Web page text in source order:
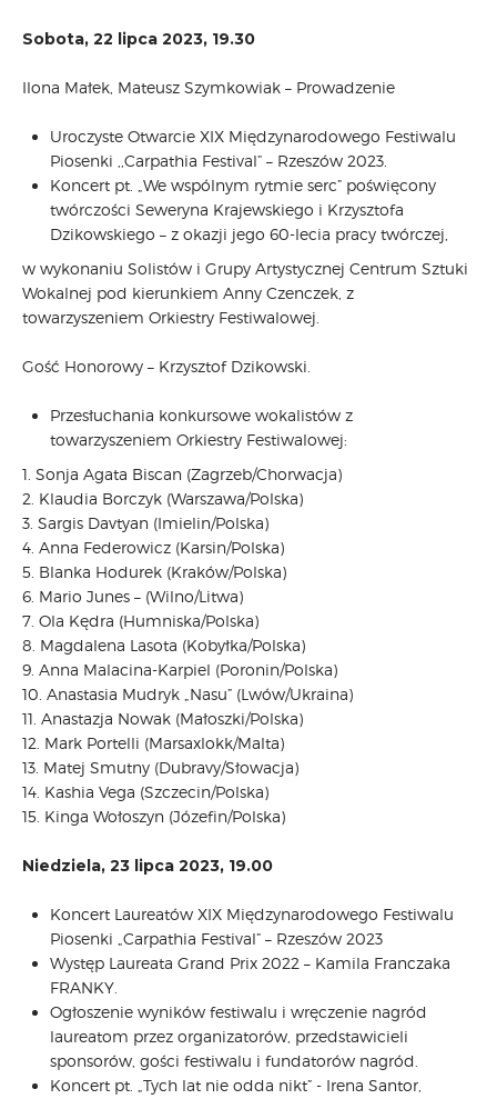
Sobota, 22 lipca 2023, 19.30
Ilona Małek, Mateusz Szymkowiak – Prowadzenie
Uroczyste Otwarcie XIX Międzynarodowego Festiwalu
Piosenki ,,Carpathia Festival” – Rzeszów 2023.
Koncert pt. „We wspólnym rytmie serc” poświęcony
twórczości Seweryna Krajewskiego i Krzysztofa
Dzikowskiego – z okazji jego 60-lecia pracy twórczej,
w wykonaniu Solistów i Grupy Artystycznej Centrum Sztuki
Wokalnej pod kierunkiem Anny Czenczek, z
towarzyszeniem Orkiestry Festiwalowej.
Gość Honorowy – Krzysztof Dzikowski.
Przesłuchania konkursowe wokalistów z
towarzyszeniem Orkiestry Festiwalowej:
1. Sonja Agata Biscan (Zagrzeb/Chorwacja)
2. Klaudia Borczyk (Warszawa/Polska)
3. Sargis Davtyan (Imielin/Polska)
4. Anna Federowicz (Karsin/Polska)
5. Blanka Hodurek (Kraków/Polska)
6. Mario Junes – (Wilno/Litwa)
7. Ola Kędra (Humniska/Polska)
8. Magdalena Lasota (Kobyłka/Polska)
9. Anna Malacina-Karpiel (Poronin/Polska)
10. Anastasia Mudryk „Nasu” (Lwów/Ukraina)
11. Anastazja Nowak (Małoszki/Polska)
12. Mark Portelli (Marsaxlokk/Malta)
13. Matej Smutny (Dubravy/Słowacja)
14. Kashia Vega (Szczecin/Polska)
15. Kinga Wołoszyn (Józefin/Polska)
Niedziela, 23 lipca 2023, 19.00
Koncert Laureatów XIX Międzynarodowego Festiwalu
Piosenki „Carpathia Festival” – Rzeszów 2023
Występ Laureata Grand Prix 2022 – Kamila Franczaka
FRANKY.
Ogłoszenie wyników festiwalu i wręczenie nagród
laureatom przez organizatorów, przedstawicieli
sponsorów, gości festiwalu i fundatorów nagród.
Koncert pt. „Tych lat nie odda nikt” - Irena Santor,